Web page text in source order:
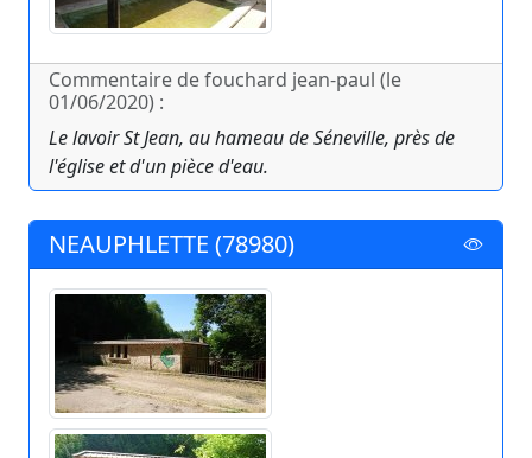
Commentaire de fouchard jean-paul (le
01/06/2020) :
Le lavoir St Jean, au hameau de Séneville, près de
l'église et d'un pièce d'eau.
NEAUPHLETTE (78980)